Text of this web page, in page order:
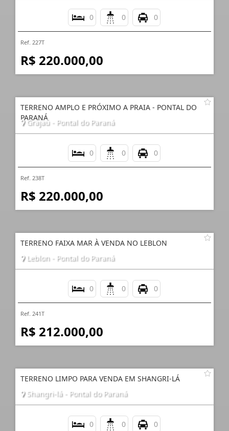
0 0 0
Ref. 227T
R$ 220.000,00
TERRENO AMPLO E PRÓXIMO A PRAIA - PONTAL DO
PARANÁ
Grajaú - Pontal do Paraná
0 0 0
Ref. 238T
R$ 220.000,00
TERRENO FAIXA MAR À VENDA NO LEBLON
Leblon - Pontal do Paraná
0 0 0
Ref. 241T
R$ 212.000,00
TERRENO LIMPO PARA VENDA EM SHANGRI-LÁ
Shangri-lá - Pontal do Paraná
0 0 0